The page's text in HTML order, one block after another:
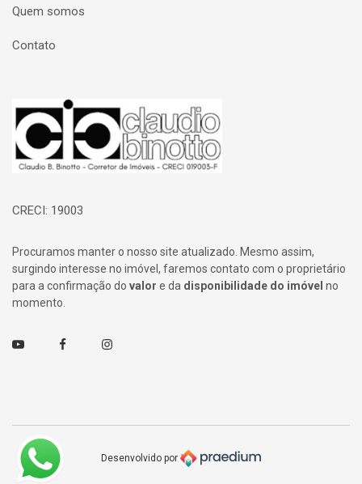
Quem somos
Contato
Página inicial
CRECI: 19003
Procuramos manter o nosso site atualizado. Mesmo assim,
surgindo interesse no imóvel, faremos contato com o proprietário
para a confirmação do valor e da disponibilidade do imóvel no
momento.
Youtube FacebookInstagram
Desenvolvido por